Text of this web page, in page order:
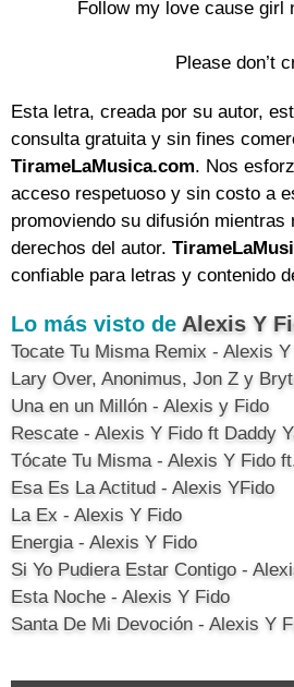
Follow my love cause girl
Please don’t
Esta letra, creada por su autor,
consulta gratuita y sin fines
TirameLaMusica.com. Nos
acceso respetuoso y sin costo a
promoviendo su difusión mientras
derechos del autor.
confiable para letras y contenido
Lo más visto de Alexis Y
Tocate Tu Misma Remix - Alexis
Lary Over, Anonimus, Jon Z y
Una en un Millón - Alexis y Fido
Rescate - Alexis Y Fido ft Daddy
Tócate Tu Misma - Alexis Y Fido
Esa Es La Actitud - Alexis YFido
La Ex - Alexis Y Fido
Energia - Alexis Y Fido
Si Yo Pudiera Estar Contigo -
Esta Noche - Alexis Y Fido
Santa De Mi Devoción - Alexis Y